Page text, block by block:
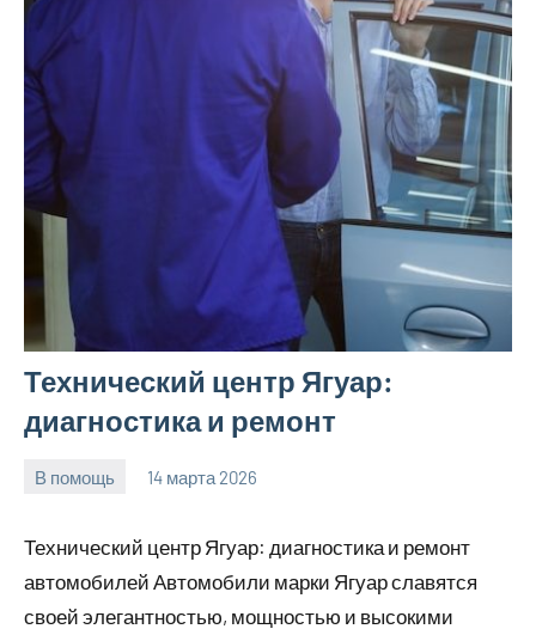
Технический центр Ягуар:
диагностика и ремонт
В помощь 14 марта 2026
Технический центр Ягуар: диагностика и ремонт
автомобилей Автомобили марки Ягуар славятся
своей элегантностью, мощностью и высокими